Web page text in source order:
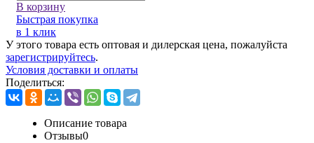
В корзину
Быстрая покупка
в 1 клик
У этого товара есть оптовая и дилерская цена, пожалуйста
зарегистрируйтесь.
Условия доставки и оплаты
Поделиться:
Описание товара
Отзывы0